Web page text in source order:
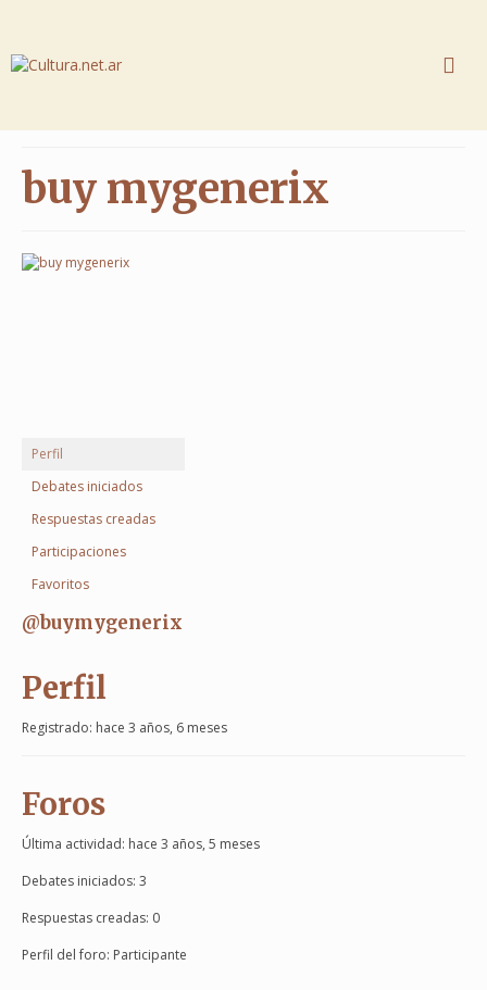
buy mygenerix
Perfil
Debates iniciados
Respuestas creadas
Participaciones
Favoritos
@buymygenerix
Perfil
Registrado: hace 3 años, 6 meses
Foros
Última actividad: hace 3 años, 5 meses
Debates iniciados: 3
Respuestas creadas: 0
Perfil del foro: Participante